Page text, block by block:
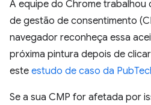
A equipe do Chrome trabalhou
de gestão de consentimento
navegador reconheça essa
próxima pintura depois de
este estudo de caso da
Se a sua CMP for afetada por